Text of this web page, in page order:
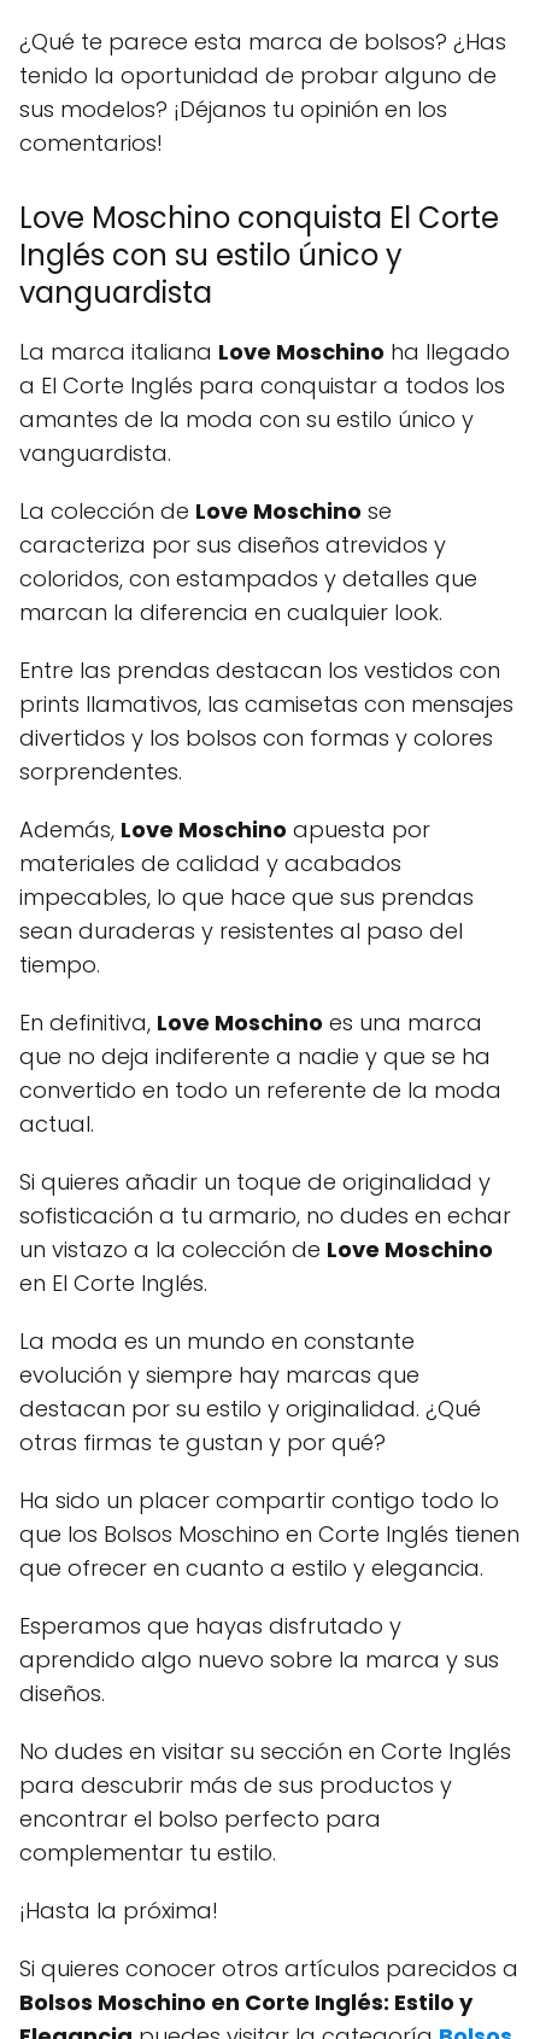
¿Qué te parece esta marca de bolsos? ¿Has
tenido la oportunidad de probar alguno de
sus modelos? ¡Déjanos tu opinión en los
comentarios!
Love Moschino conquista El Corte
Inglés con su estilo único y
vanguardista
La marca italiana Love Moschino ha llegado
a El Corte Inglés para conquistar a todos los
amantes de la moda con su estilo único y
vanguardista.
La colección de Love Moschino se
caracteriza por sus diseños atrevidos y
coloridos, con estampados y detalles que
marcan la diferencia en cualquier look.
Entre las prendas destacan los vestidos con
prints llamativos, las camisetas con mensajes
divertidos y los bolsos con formas y colores
sorprendentes.
Además, Love Moschino apuesta por
materiales de calidad y acabados
impecables, lo que hace que sus prendas
sean duraderas y resistentes al paso del
tiempo.
En definitiva, Love Moschino es una marca
que no deja indiferente a nadie y que se ha
convertido en todo un referente de la moda
actual.
Si quieres añadir un toque de originalidad y
sofisticación a tu armario, no dudes en echar
un vistazo a la colección de Love Moschino
en El Corte Inglés.
La moda es un mundo en constante
evolución y siempre hay marcas que
destacan por su estilo y originalidad. ¿Qué
otras firmas te gustan y por qué?
Ha sido un placer compartir contigo todo lo
que los Bolsos Moschino en Corte Inglés tienen
que ofrecer en cuanto a estilo y elegancia.
Esperamos que hayas disfrutado y
aprendido algo nuevo sobre la marca y sus
diseños.
No dudes en visitar su sección en Corte Inglés
para descubrir más de sus productos y
encontrar el bolso perfecto para
complementar tu estilo.
¡Hasta la próxima!
Si quieres conocer otros artículos parecidos a
Bolsos Moschino en Corte Inglés: Estilo y